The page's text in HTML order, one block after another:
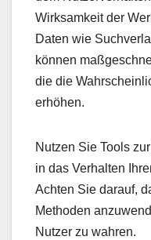
Wirksamkeit der
Daten wie
können
die die
erhöhen.
Nutzen Sie Tools
in das Verhalten
Achten Sie darauf,
Methoden
Nutzer zu wahren.